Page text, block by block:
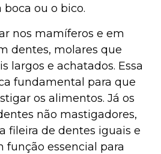
ou o bico.
nos mamíferos e em
dentes, molares que
largos e achatados. Essa
fundamental para que
os alimentos. Já os
não mastigadores,
fileira de dentes iguais e
função essencial para